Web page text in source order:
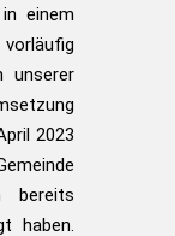
einem
vorläufig
unserer
2023
bereits
haben.